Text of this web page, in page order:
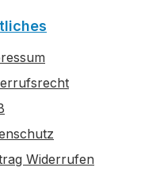
Widerrufen